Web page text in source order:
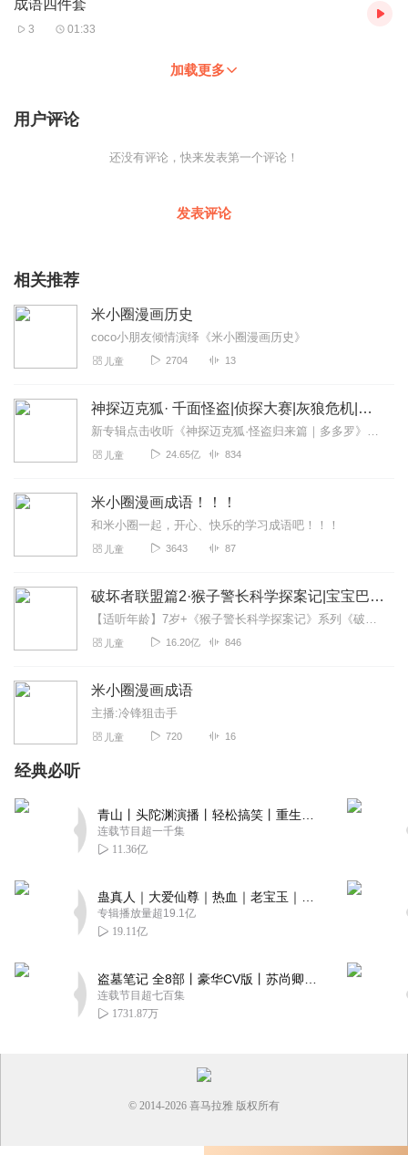
成语四件套
3 01:33
加载更多
用户评论
还没有评论，快来发表第一个评论！
发表评论
相关推荐
米小圈漫画历史
coco小朋友倾情演绎《米小圈漫画历史》
儿童 2704 13
神探迈克狐· 千面怪盗|侦探大赛|灰狼危机|多多罗
新专辑点击收听《神探迈克狐·怪盗归来篇｜多多罗》！！！>>>点击进入主播橱窗购买《神探迈克狐》系列图书吧!<<<多多罗故事【点击前往】收听多多罗其他好玩有趣的故...
儿童 24.65亿 834
米小圈漫画成语！！！
和米小圈一起，开心、快乐的学习成语吧！！！
儿童 3643 87
破坏者联盟篇2·猴子警长科学探案记|宝宝巴士故事
【适听年龄】7岁+《猴子警长科学探案记》系列《破坏者联盟篇1·猴子警长科学探案记》>>>《破坏者联盟篇2·猴子警长科学探案记》>>>《破坏者联盟篇3·猴子警长科...
儿童 16.20亿 846
米小圈漫画成语
主播:冷锋狙击手
儿童 720 16
经典必听
连载节目超一千集
11.36亿
专辑播放量超19.1亿
19.11亿
连载节目超七百集
1731.87万
© 2014-2026 喜马拉雅 版权所有